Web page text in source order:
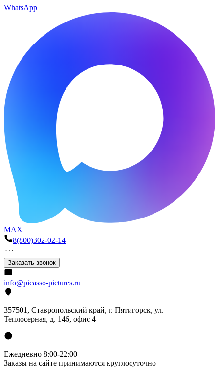
WhatsApp
MAX
8(800)302-02-14
Заказать звонок
info@picasso-pictures.ru
357501, Ставропольский край, г. Пятигорск, ул.
Теплосерная, д. 146, офис 4
Ежедневно 8:00-22:00
Заказы на сайте принимаются круглосуточно